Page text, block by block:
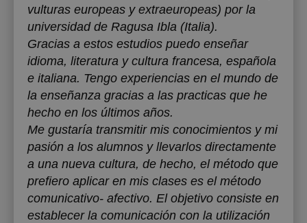
vulturas europeas y extraeuropeas) por la
universidad de Ragusa Ibla (Italia).
Gracias a estos estudios puedo enseñar
idioma, literatura y cultura francesa, española
e italiana. Tengo experiencias en el mundo de
la enseñanza gracias a las practicas que he
hecho en los últimos años.
Me gustaría transmitir mis conocimientos y mi
pasión a los alumnos y llevarlos directamente
a una nueva cultura, de hecho, el método que
prefiero aplicar en mis clases es el método
comunicativo- afectivo. El objetivo consiste en
establecer la comunicación con la utilización